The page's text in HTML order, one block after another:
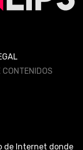
de Internet donde